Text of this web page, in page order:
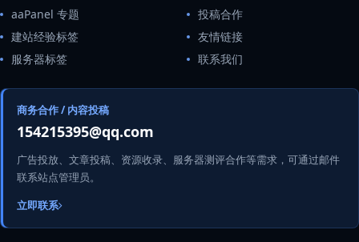
aaPanel 专题
建站经验标签
服务器标签
投稿合作
友情链接
联系我们
商务合作 / 内容投稿
154215395@qq.com
广告投放、文章投稿、资源收录、服务器测评合作等需求，可通过邮件
联系站点管理员。
立即联系